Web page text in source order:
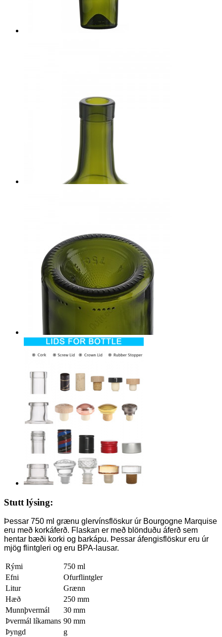
Stutt lýsing:
Þessar 750 ml grænu glervínsflöskur úr Bourgogne Marquise
eru með korkáferð. Flaskan er með blönduðu áferð sem
hentar bæði korki og barkápu. Þessar áfengisflöskur eru úr
mjög flintgleri og eru BPA-lausar.
Rými
750 ml
Efni
Ofurflintgler
Litur
Grænn
Hæð
250 mm
Munnþvermál
30 mm
Þvermál líkamans 90 mm
Þyngd
g